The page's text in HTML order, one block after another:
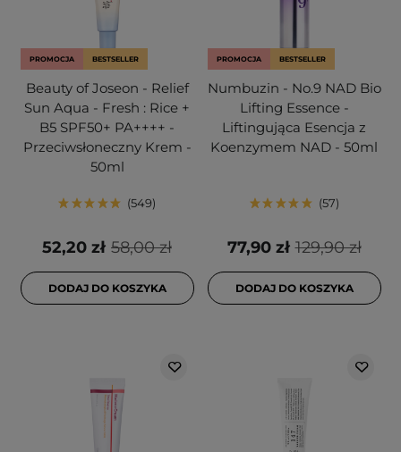
PROMOCJA BESTSELLER
Beauty of Joseon - Relief
Sun Aqua - Fresh : Rice +
B5 SPF50+ PA++++ -
Przeciwsłoneczny Krem -
50ml
549
58,00 zł
52,20 zł
DODAJ DO KOSZYKA
PROMOCJA BESTSELLER
Numbuzin - No.9 NAD Bio
Lifting Essence -
Liftingująca Esencja z
Koenzymem NAD - 50ml
57
129,90 zł
77,90 zł
DODAJ DO KOSZYKA